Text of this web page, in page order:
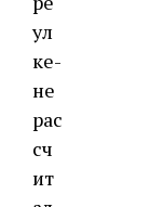
ул
ке-
не
рас
сч
ит